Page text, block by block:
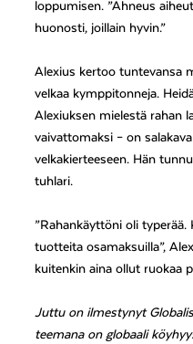
loppumisen. ”Ahneus
huonosti, joillain hyvin.”
Alexius kertoo tuntevansa
velkaa kymppitonneja.
Alexiuksen mielestä rahan
vaivattomaksi – on
velkakierteeseen. Hän
tuhlari.
”Rahankäyttöni oli
tuotteita osamaksuilla”,
kuitenkin aina ollut ruokaa
Juttu on ilmestynyt
teemana on globaali